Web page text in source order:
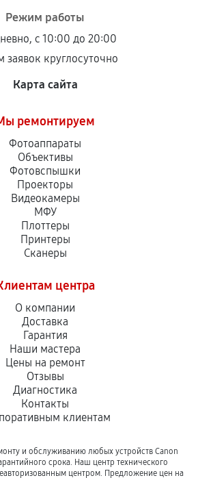
Режим работы
с 10:00 до 20:00
заявок круглосуточно
Карта сайта
ремонтируем
Фотоаппараты
Объективы
Фотовспышки
Проекторы
Видеокамеры
МФУ
Плоттеры
Принтеры
Сканеры
центра
О компании
Доставка
Гарантия
Наши мастера
Цены на ремонт
Отзывы
Диагностика
Контакты
клиентам
и обслуживанию любых устройств Canon
срока. Наш центр технического
центром. Предложение цен на